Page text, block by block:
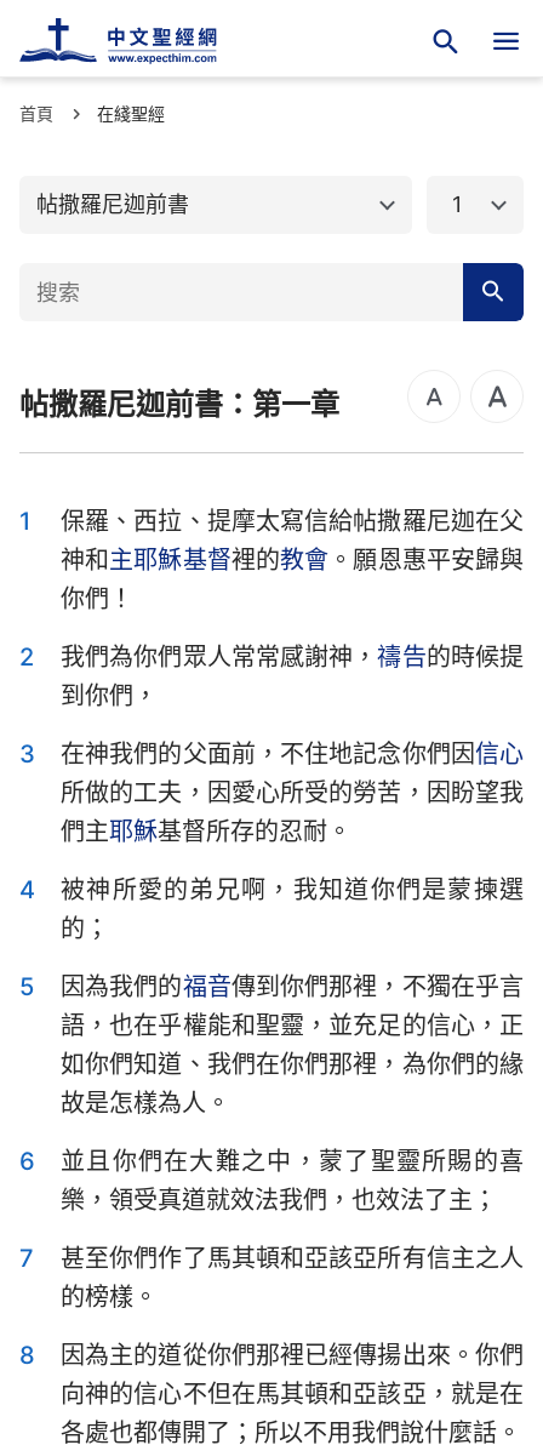
首頁 在綫聖經
帖撒羅尼迦前書
舊約聖經
馬太福音
使徒行傳
加拉太書 以弗所書
帖撒羅尼迦前書 帖撒羅尼迦後書
提摩太前書 提摩太後書
希伯來書
約翰一書 約翰二書
約翰三書 猶大書
啟示錄
1
帖撒羅尼迦前書：第一章
1
保羅、西拉、提摩太寫信給帖撒羅尼迦在父
神和主耶穌基督裡的教會 。願恩惠平安歸與
你們！
2
我們為你們眾人常常感謝神，禱告的時候提
到你們，
3
在神我們的父面前，不住地記念你們因信心
所做的工夫，因愛心所受的勞苦，因盼望我
們主耶穌基督所存的忍耐。
4
被神所愛的弟兄啊，我知道你們是蒙揀選
的；
5
因為我們的福音傳到你們那裡，不獨在乎言
語，也在乎權能和聖靈，並充足的信心，正
如你們知道、我們在你們那裡，為你們的緣
故是怎樣為人。
6
並且你們在大難之中，蒙了聖靈所賜的喜
樂，領受真道就效法我們，也效法了主；
7
甚至你們作了馬其頓和亞該亞所有信主之人
的榜樣。
8
因為主的道從你們那裡已經傳揚出來。你們
向神的信心不但在馬其頓和亞該亞，就是在
各處也都傳開了；所以不用我們說什麼話。